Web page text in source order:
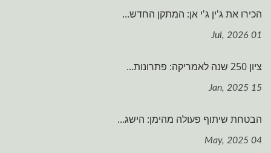
הכירו את ג'ין ג'י אן: המתקן החדש...
01 Jul, 2026
ציון 250 שנה לאמריקה: פתרונות...
15 Jan, 2025
הבטחת שיתוף פעולה מהימן: הישג...
04 May, 2025